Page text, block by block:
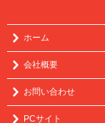
ホーム
会社概要
お問い合わせ
PCサイト